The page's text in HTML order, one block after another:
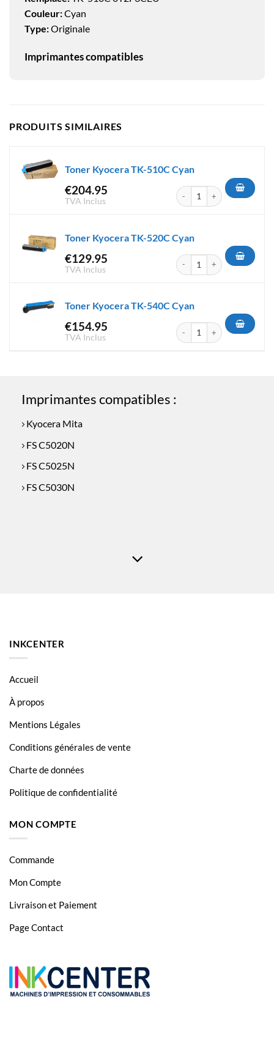
Couleur:Cyan
Type:Originale
Imprimantes compatibles
PRODUITS SIMILAIRES
Toner Kyocera TK-510C Cyan
€204.95
TVA Inclus
quantité de Toner Kyocera
Toner Kyocera TK-520C Cyan
€129.95
TVA Inclus
quantité de Toner Kyocera
Toner Kyocera TK-540C Cyan
€154.95
TVA Inclus
quantité de Toner Kyocera
Imprimantes compatibles :
Kyocera Mita
FS C5020N
FS C5025N
FS C5030N
INKCENTER
Accueil
À propos
Mentions Légales
Conditions générales de vente
Charte de données
Politique de confidentialité
MON COMPTE
Commande
Mon Compte
Livraison et Paiement
Page Contact